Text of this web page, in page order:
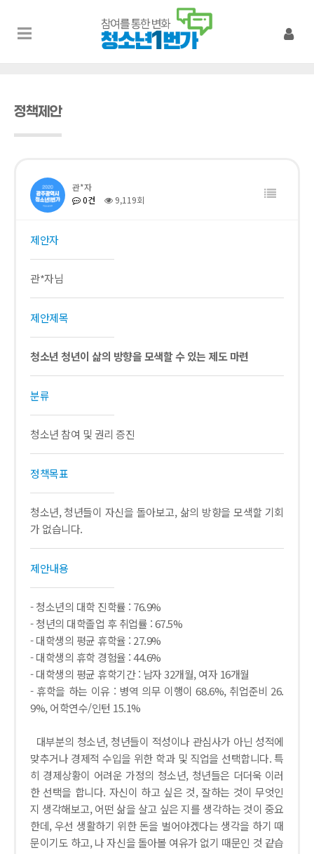
정책제안
관*자
0건
9,119회
제안자
관*자님
제안제목
청소년 청년이 삶의 방향을 모색할 수 있는 제도 마련
분류
청소년 참여 및 권리 증진
정책목표
청소년, 청년들이 자신을 돌아보고, 삶의 방향을 모색할 기회
가 없습니다.
제안내용
- 청소년의 대학 진학률 : 76.9%
- 청년의 대학졸업 후 취업률 : 67.5%
- 대학생의 평균 휴학율 : 27.9%
- 대학생의 휴학 경험율 : 44.6%
- 대학생의 평균 휴학기간 : 남자 32개월, 여자 16개월
- 휴학을 하는 이유 : 병역 의무 이행이 68.6%, 취업준비 26.
9%, 어학연수/인턴 15.1%
대부분의 청소년, 청년들이 적성이나 관심사가 아닌 성적에
맞추거나 경제적 수입을 위한 학과 및 직업을 선택합니다. 특
히 경제상황이 어려운 가정의 청소년, 청년들은 더더욱 이러
한 선택을 합니다. 자신이 하고 싶은 것, 잘하는 것이 무엇인
지 생각해보고, 어떤 삶을 살고 싶은 지를 생각하는 것이 중요
한데, 우선 생활하기 위한 돈을 벌어야겠다는 생각을 하기 때
문이기도 하고, 나 자신을 돌아볼 여유가 없기 때문인 것 같습